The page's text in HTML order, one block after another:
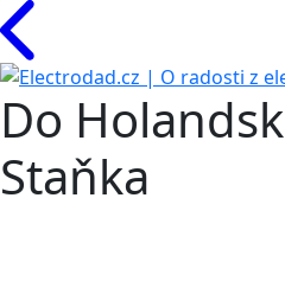
Do
Staňka